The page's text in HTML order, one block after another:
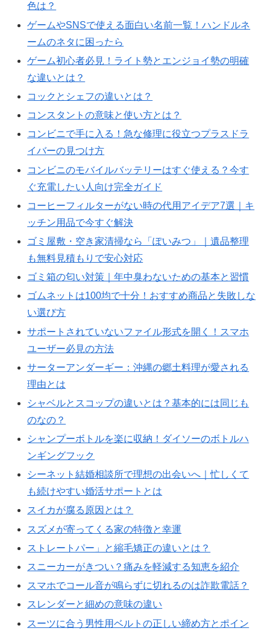
色は？
ゲームやSNSで使える面白い名前一覧！ハンドルネ
ームのネタに困ったら
ゲーム初心者必見！ライト勢とエンジョイ勢の明確
な違いとは？
コックとシェフの違いとは？
コンスタントの意味と使い方とは？
コンビニで手に入る！急な修理に役立つプラスドラ
イバーの見つけ方
コンビニのモバイルバッテリーはすぐ使える？今す
ぐ充電したい人向け完全ガイド
コーヒーフィルターがない時の代用アイデア7選｜キ
ッチン用品で今すぐ解決
ゴミ屋敷・空き家清掃なら「ぽいみつ」｜遺品整理
も無料見積もりで安心対応
ゴミ箱の匂い対策｜年中臭わないための基本と習慣
ゴムネットは100均で十分！おすすめ商品と失敗しな
い選び方
サポートされていないファイル形式を開く！スマホ
ユーザー必見の方法
サーターアンダーギー：沖縄の郷土料理が愛される
理由とは
シャベルとスコップの違いとは？基本的には同じも
のなの？
シャンプーボトルを楽に収納！ダイソーのボトルハ
ンギングフック
シーネット結婚相談所で理想の出会いへ｜忙しくて
も続けやすい婚活サポートとは
スイカが腐る原因とは？
スズメが寄ってくる家の特徴と幸運
ストレートパー」と縮毛矯正の違いとは？
スニーカーがきつい？痛みを軽減する知恵を紹介
スマホでコール音が鳴らずに切れるのは詐欺電話？
スレンダーと細めの意味の違い
スーツに合う男性用ベルトの正しい締め方とポイン